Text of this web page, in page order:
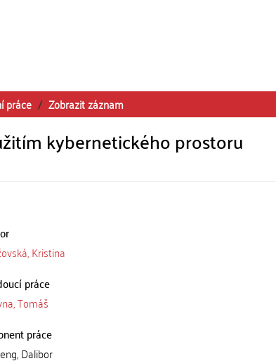
práce Zobrazit záznam
kybernetického prostoru
Kristina
práce
Tomáš
práce
Dalibor